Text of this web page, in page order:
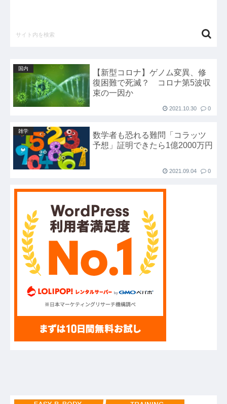
始まる…他
投稿するも女子から「見た目が汚らしい」と叩か
れ謝罪他
【悲報】任天堂キッズさん、「Aボタン長押し」
に気づかず任天堂に修正させてしまう他
る、オカルト系で他
ハードオフに売っていた4万4000円のフィギュア
がヤバすぎるｗｗｗｗｗｗ「こんな高いの？ｗ
【GIF】JSのカンチョーワロタ
【衝撃】報酬100万円超の治験募集がこちらｗｗ
ｗｗｗ(※画像あり)
【愕然】白のクラウン俺氏、高速道路左車線を制
限速度で走った結果wwwwwwwwwwww
【悲報】佐藤輝明・・・２軍でも盛大にやらかす
←あまり悲しませないでくれ
国内
【新型コロナ】ゲノム変異、修
復困難で死滅？ コロナ第5波収
束の一因か
2021.10.30 0
雑学
数学者も恐れる難問「コラッツ
予想」証明できたら1億2000万円
2021.09.04 0